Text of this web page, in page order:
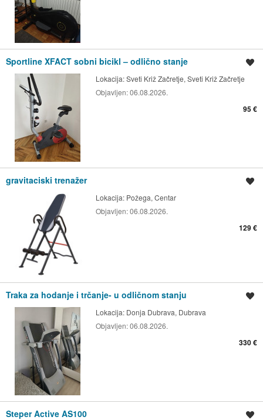
Sportline XFACT sobni bicikl – odlično stanje
Lokacija:Sveti Križ Začretje, Sveti Križ Začretje
Objavljen:06.08.2026.
95 €
gravitaciski trenažer
Lokacija: Požega, Centar
Objavljen:06.08.2026.
129 €
Traka za hodanje i trčanje- u odličnom stanju
Lokacija: Donja Dubrava, Dubrava
Objavljen:06.08.2026.
330 €
Steper Active AS100